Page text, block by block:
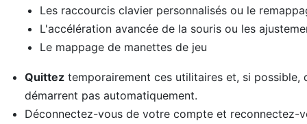
Les raccourcis clavier personnalisés ou le
L'accélération avancée de la souris ou les
Le mappage de manettes de jeu
Quittez temporairement ces utilitaires et, si
démarrent pas automatiquement.
Déconnectez-vous de votre compte et reconnectez-